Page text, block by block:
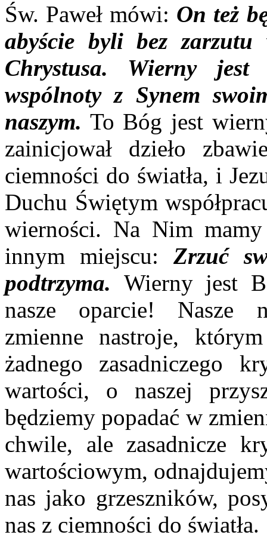
Św. Paweł mówi: On też
abyście byli bez zarzutu
Chrystusa. Wierny
wspólnoty z Synem
naszym. To Bóg jest
zainicjował dzieło
ciemności do światła, i
Duchu Świętym
wierności. Na Nim
innym miejscu:Zrzuć
podtrzyma. Wierny jest
nasze oparcie! Nasze
zmienne nastroje,
żadnego zasadniczego
wartości, o naszej
będziemy popadać w
chwile, ale zasadnicze
wartościowym,
nas jako grzeszników,
nas z ciemności do światła.